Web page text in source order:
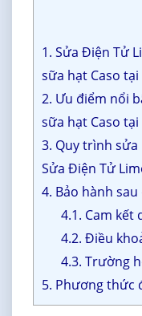
1. Sửa Điện Tử
sữa hạt Caso
2. Ưu điểm nổi
sữa hạt Caso
3. Quy trình sửa
Sửa Điện Tử
4. Bảo hành sau
4.1. Cam kết
4.2. Điều
4.3. Trường
5. Phương thức